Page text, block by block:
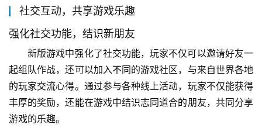
社交互动，共享游戏乐趣
强化社交功能，结识新朋友
新版游戏中强化了社交功能，玩家不仅可以邀请好友一
起组队作战，还可以加入不同的游戏社区，与来自世界各地
的玩家交流心得。通过参与各种线上活动，玩家不仅能获得
丰厚的奖励，还能在游戏中结识志同道合的朋友，共同分享
游戏的乐趣。